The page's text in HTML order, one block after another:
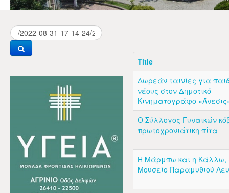
Title
Δωρεάν ταινίες για
νέους στον Δημοτικό
Κινηματογράφο
Ο Σύλλογος Γυναικών
πρωτοχρονιάτικη πίτα
Η Μάρμπω και η Κάλλω,
Μουσείο Παραμυθιού